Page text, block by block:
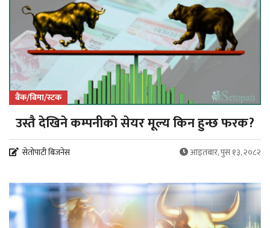
बैंक/बिमा/स्टक
उस्तै देखिने कम्पनीको सेयर मूल्य किन हुन्छ फरक?
सेतोपाटी बिजनेस आइतबार, पुस १३, २०८२